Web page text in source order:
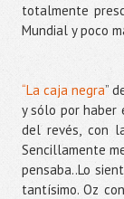
totalmente
Mundial y poco
“La caja negra”
y sólo por haber
del revés, con
Sencillamente
pensaba..Lo
tantísimo. Oz